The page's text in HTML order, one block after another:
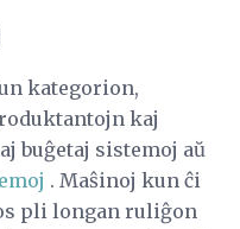
kategorion,
kaj
buĝetaj sistemoj aŭ
. Maŝinoj kun ĉi
pli longan ruliĝon